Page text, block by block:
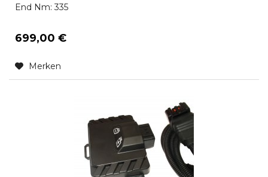
End Nm: 335
699,00 €
Merken